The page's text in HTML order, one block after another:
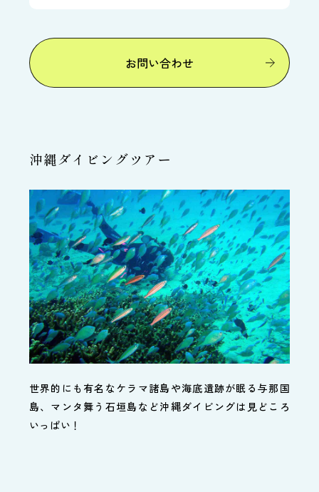
お問い合わせ
沖縄ダイビングツアー
世界的にも有名なケラマ諸島や海底遺跡が眠る与那国
島、マンタ舞う石垣島など沖縄ダイビングは見どころ
いっぱい！